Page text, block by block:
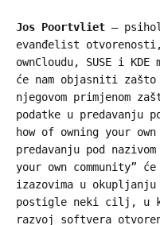
Jos Poortvliet –
evanđelist otvorenosti,
ownCloudu, SUSE i
će nam objasniti
njegovom primjenom
podatke u predavanju
how of owning your
predavanju pod
your own community”
izazovima u
postigle neki cilj, u
razvoj softvera